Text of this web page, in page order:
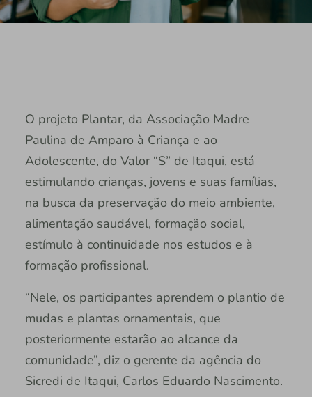
O projeto Plantar, da Associação Madre
Paulina de Amparo à Criança e ao
Adolescente, do Valor “S” de Itaqui, está
estimulando crianças, jovens e suas famílias,
na busca da preservação do meio ambiente,
alimentação saudável, formação social,
estímulo à continuidade nos estudos e à
formação profissional.
“Nele, os participantes aprendem o plantio de
mudas e plantas ornamentais, que
posteriormente estarão ao alcance da
comunidade”, diz o gerente da agência do
Sicredi de Itaqui, Carlos Eduardo Nascimento.